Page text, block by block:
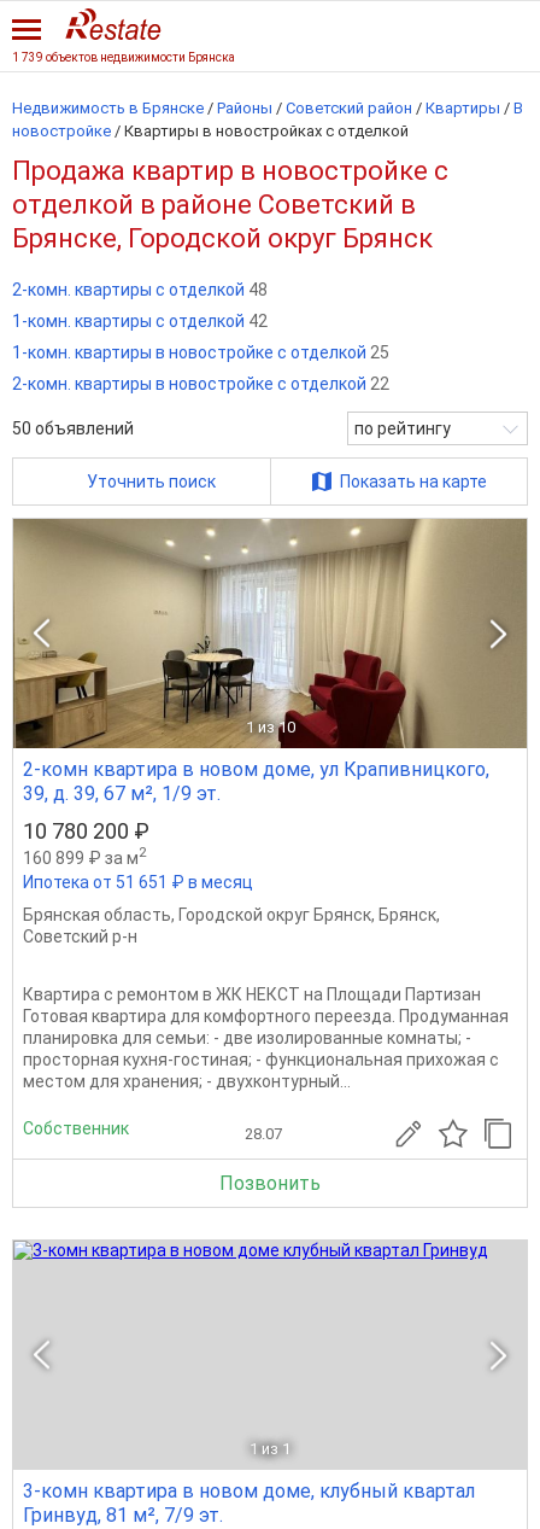
1 739 объектов недвижимости Брянска
Недвижимость в Брянске / Районы / Советский район / Квартиры / В
новостройке / Квартиры в новостройках с отделкой
Продажа квартир в новостройке с
отделкой в районе Советский в
Брянске, Городской округ Брянск
2-комн. квартиры с отделкой 48
1-комн. квартиры с отделкой 42
1-комн. квартиры в новостройке с отделкой 25
2-комн. квартиры в новостройке с отделкой 22
50 объявлений по рейтингу
Уточнить поиск Показать на карте
1 из 10
2-комн квартира в новом доме, ул Крапивницкого,
39, д. 39, 67 м², 1/9 эт.
10 780 200 ₽
160 899 ₽ за м2
Ипотека от 51 651 ₽ в месяц
Брянская область, Городской округ Брянск, Брянск,
Советский р-н
Квартира с ремонтом в ЖК НЕКСТ на Площади Партизан
Готовая квартира для комфортного переезда. Продуманная
планировка для семьи: - две изолированные комнаты; -
просторная кухня-гостиная; - функциональная прихожая с
местом для хранения; - двухконтурный...
Собственник 28.07
Позвонить
1 из 1
3-комн квартира в новом доме, клубный квартал
Гринвуд, 81 м², 7/9 эт.